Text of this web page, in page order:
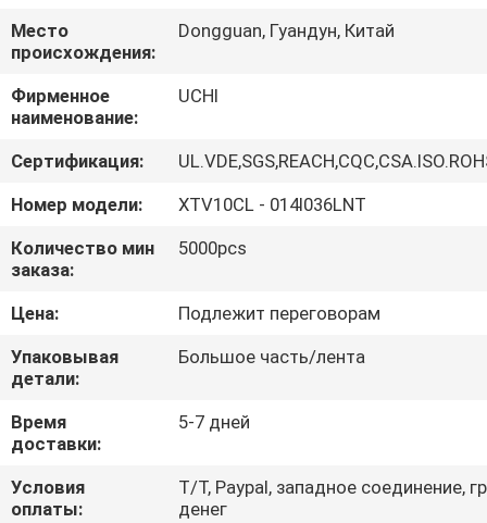
О
НАС
ПУТЕШЕСТВИЕ
ФАБРИКИ
ПРОВЕРКА
КАЧЕСТВА
СВЯЖИТЕСЬ
МЫ
НОВОСТИ
Место
происхождения:
Dongguan, Гуандун, Китай
Фирменное
наименование:
UCHI
Сертификация:
Номер модели:
XTV10CL - 014I036LNT
Количество мин
заказа:
5000pcs
Цена:
Подлежит переговорам
Упаковывая
детали:
Большое часть/лента
Время
доставки:
5-7 дней
Условия
оплаты:
T/T, Paypal, западное соединение,
денег